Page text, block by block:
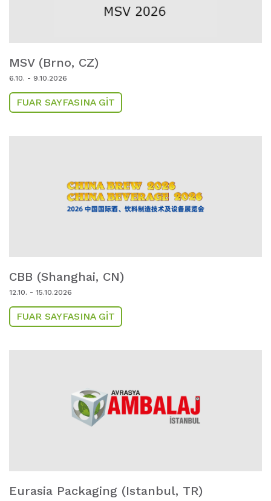
MSV (Brno, CZ)
6.10. - 9.10.2026
FUAR SAYFASINA GIT
CBB (Shanghai, CN)
12.10. - 15.10.2026
FUAR SAYFASINA GIT
Eurasia Packaging (Istanbul, TR)